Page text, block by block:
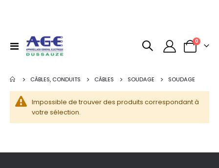
Basculer
Panier
0articles
CÂBLES, CONDUITS CÂBLES SOUDAGE SOUDAGE
Impossible de trouver des produits correspondant à
votre sélection.